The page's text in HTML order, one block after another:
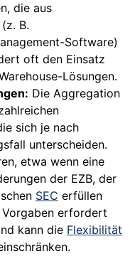
die aus
B.
Software)
oft den Einsatz
Lösungen.
Die Aggregation
sich je nach
unterscheiden.
etwa wenn eine
der EZB, der
SEC erfüllen
Vorgaben erfordert
kann die Flexibilität